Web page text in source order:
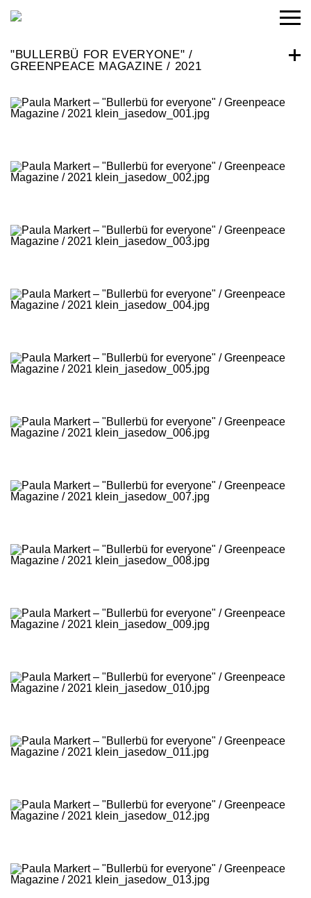
"BULLERBÜ FOR EVERYONE" /
GREENPEACE MAGAZINE / 2021